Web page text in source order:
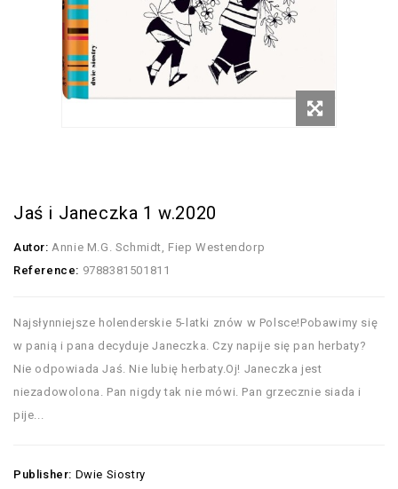
Jaś i Janeczka 1 w.2020
Autor: Annie M.G. Schmidt, Fiep Westendorp
Reference: 9788381501811
Najsłynniejsze holenderskie 5-latki znów w Polsce!Pobawimy się
w panią i pana decyduje Janeczka. Czy napije się pan herbaty?
Nie odpowiada Jaś. Nie lubię herbaty.Oj! Janeczka jest
niezadowolona. Pan nigdy tak nie mówi. Pan grzecznie siada i
pije...
Publisher: Dwie Siostry